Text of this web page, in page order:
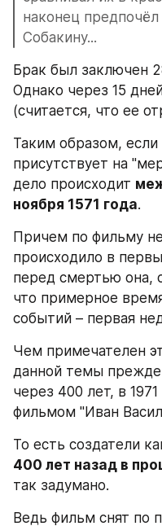
наконец
Собакину...
Брак был заключен
Однако через 15
(считается, что ее
Таким образом,
присутствует на
дело происходит
ноября 1571 года.
Причем по фильму
происходило в
перед смертью она,
что примерное
событий – первая
Чем примечателен
данной темы прежде
через 400 лет, в
фильмом "Иван
То есть создатели
400 лет назад в
так задумано.
Ведь фильм снят по